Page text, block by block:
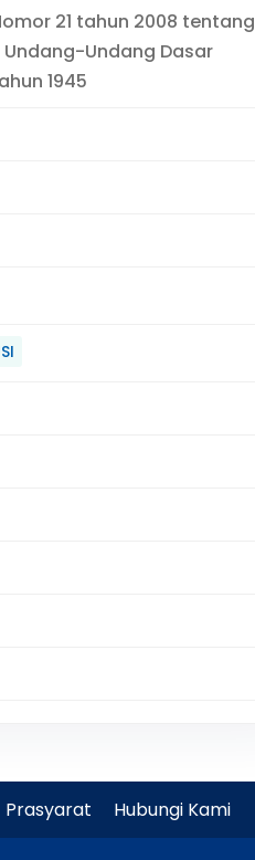
21 tahun 2008 tentang
Undang Dasar
1945
Prasyarat Hubungi Kami